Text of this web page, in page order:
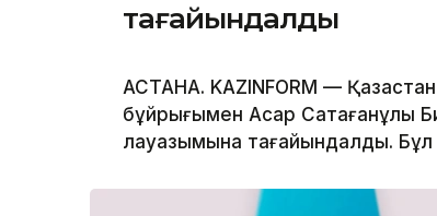
тағайындалды
АСТАНА. KAZINFORM —
бұйрығымен Асқар
лауазымына тағайындалды. Бұл